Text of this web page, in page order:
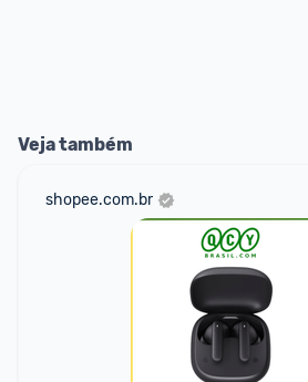
Veja também
shopee.com.br